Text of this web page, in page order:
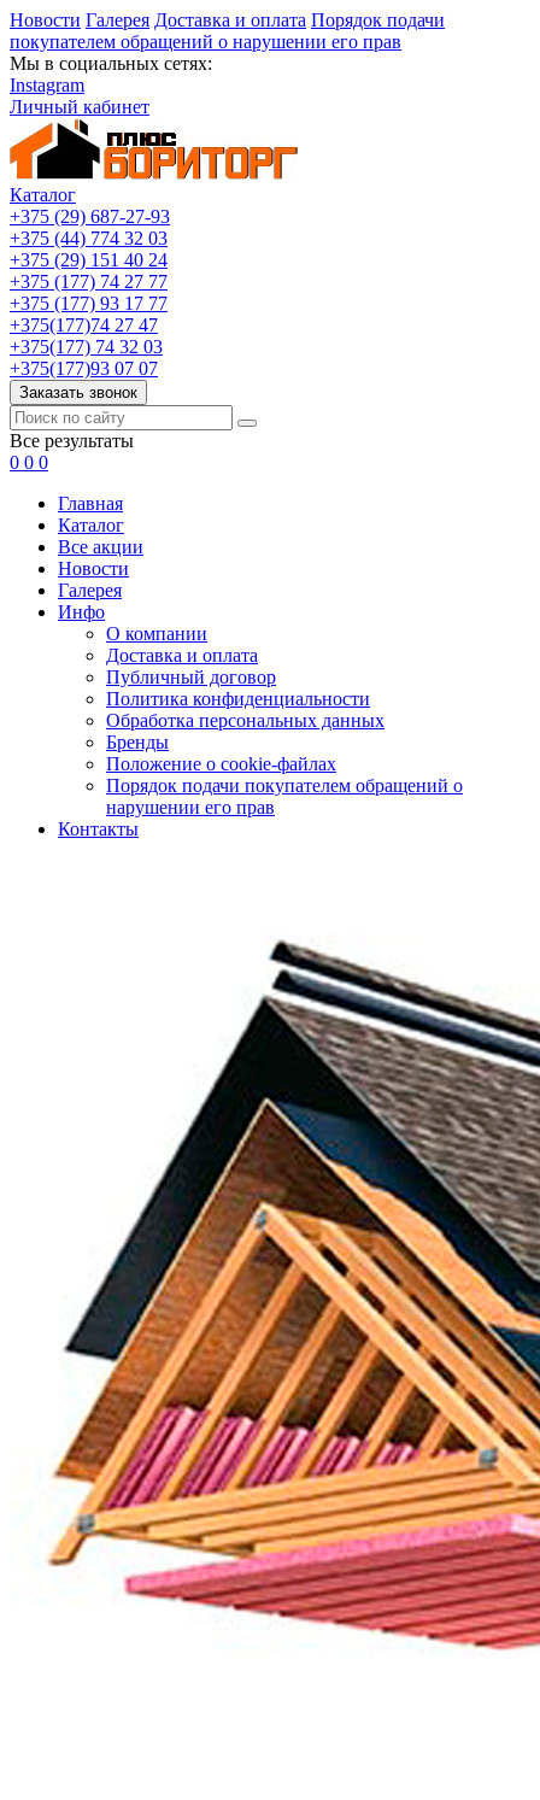
Новости Галерея Доставка и оплата Порядок подачи
покупателем обращений о нарушении его прав
Мы в социальных сетях:
Instagram
Личный кабинет
Каталог
+375 (29) 687-27-93
+375 (44) 774 32 03
+375 (29) 151 40 24
+375 (177) 74 27 77
+375 (177) 93 17 77
+375(177)74 27 47
+375(177) 74 32 03
+375(177)93 07 07
Заказать звонок
Все результаты
0 0 0
Главная
Каталог
Все акции
Новости
Галерея
Инфо
О компании
Доставка и оплата
Публичный договор
Политика конфиденциальности
Обработка персональных данных
Бренды
Положение о cookie-файлах
Порядок подачи покупателем обращений о
нарушении его прав
Контакты